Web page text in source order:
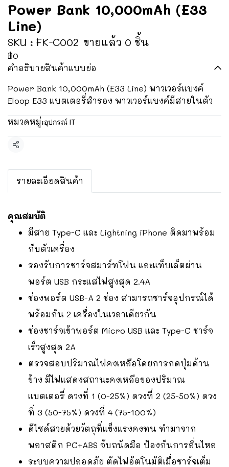
Power Bank 10,000mAh (E33
Line)
SKU : FK-C002 ขายแล้ว 0 ชิ้น
฿0
คำอธิบายสินค้าแบบย่อ
Power Bank 10,000mAh (E33 Line) พาวเวอร์แบงค์
Eloop E33 แบตเตอรี่สำรอง พาวเวอร์แบงค์มีสายในตัว
หมวดหมู่:อุปกรณ์ IT
แชร์
รายละเอียดสินค้า
คุณสมบัติ
มีสาย Type-C และ Lightning iPhone ติดมาพร้อม
กับตัวเครื่อง
รองรับการชาร์จสมาร์ทโฟน และแท็บเล็ตผ่าน
พอร์ต USB กระแสไฟสูงสุด 2.4A
ช่องพอร์ต USB-A 2 ช่อง สามารถชาร์จอุปกรณ์ได้
พร้อมกัน 2 เครื่องในเวลาเดียวกัน
ช่องชาร์จเข้าพอร์ต Micro USB และ Type-C ชาร์จ
เร็วสูงสุด 2A
ตรวจสอบปริมาณไฟคงเหลือโดยการกดปุ่มด้าน
ข้าง มีไฟแสดงสถานะคงเหลือของปริมาณ
แบตเตอรี่ ดวงที่ 1 (0-25%) ดวงที่ 2 (25-50%) ดวง
ที่ 3 (50-75%) ดวงที่ 4 (75-100%)
ดีไซด์สวยด้วยวัตถุที่แข็งแรงคงทน ทำมาจาก
พลาสติก PC+ABS จับถนัดมือ ป้องกันการลื่นไหล
ระบบความปลอดภัย ตัดไฟอัตโนมัติเมื่อชาร์จเต็ม